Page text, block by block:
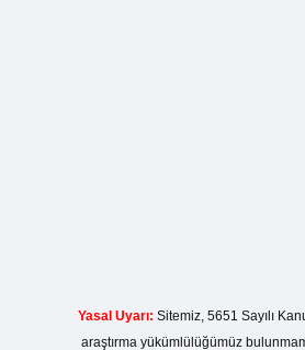
Yasal Uyarı: Sitemiz, 5651 Sayılı
araştırma yükümlülüğümüz